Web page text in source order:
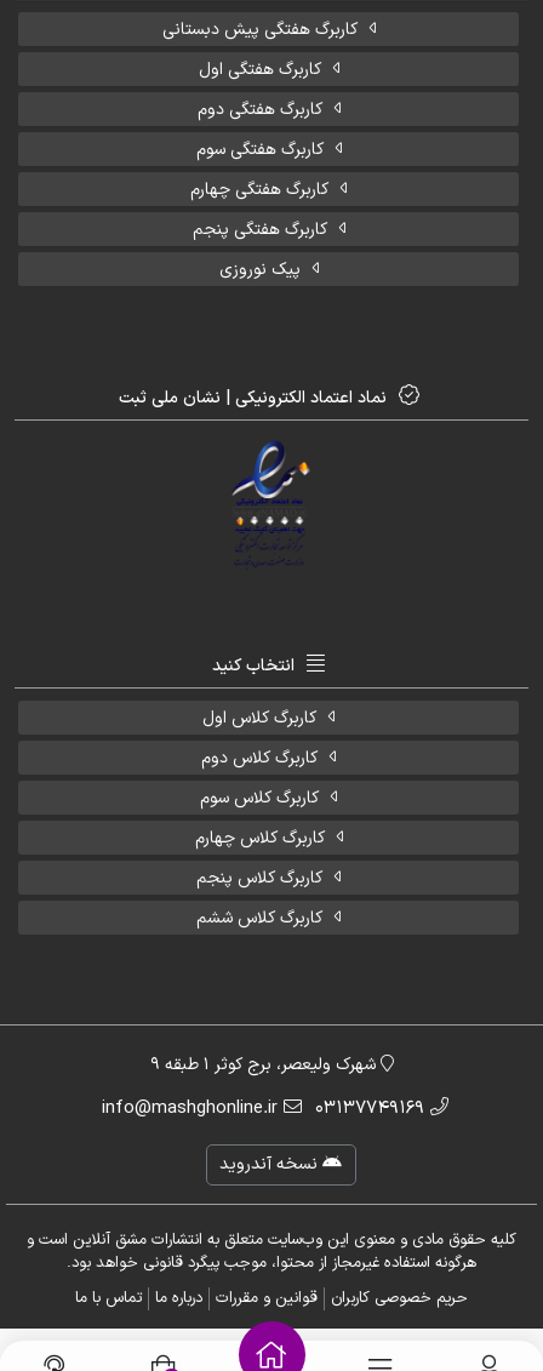
کاربرگ هفتگی پیش دبستانی
کاربرگ هفتگی اول
کاربرگ هفتگی دوم
کاربرگ هفتگی سوم
کاربرگ هفتگی چهارم
کاربرگ هفتگی پنجم
پیک نوروزی
نماد اعتماد الکترونیکی | نشان ملی ثبت
انتخاب کنید
کاربرگ کلاس اول
کاربرگ کلاس دوم
کاربرگ کلاس سوم
کاربرگ کلاس چهارم
کاربرگ کلاس پنجم
کاربرگ کلاس ششم
شهرک ولیعصر، برج کوثر 1 طبقه 9
03137749169
info@mashghonline.ir
نسخه آندروید
کلیه حقوق مادی و معنوی این وب‌سایت متعلق به انتشارات مشق آنلاین است و
هرگونه استفاده غیرمجاز از محتوا، موجب پیگرد قانونی خواهد بود.
حریم خصوصی کاربران قوانین و مقررات درباره ما تماس با ما